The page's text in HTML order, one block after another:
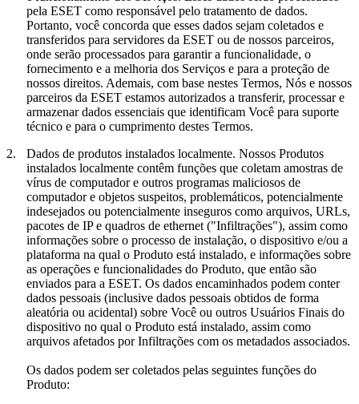
pela ESET como responsável pelo tratamento de dados.
Portanto, você concorda que esses dados sejam coletados e
transferidos para servidores da ESET ou de nossos parceiros,
onde serão processados para garantir a funcionalidade, o
fornecimento e a melhoria dos Serviços e para a proteção de
nossos direitos. Ademais, com base nestes Termos, Nós e nossos
parceiros da ESET estamos autorizados a transferir, processar e
armazenar dados essenciais que identificam Você para suporte
técnico e para o cumprimento destes Termos.
2.
Dados de produtos instalados localmente. Nossos Produtos
instalados localmente contêm funções que coletam amostras de
vírus de computador e outros programas maliciosos de
computador e objetos suspeitos, problemáticos, potencialmente
indesejados ou potencialmente inseguros como arquivos, URLs,
pacotes de IP e quadros de ethernet ("Infiltrações"), assim como
informações sobre o processo de instalação, o dispositivo e/ou a
plataforma na qual o Produto está instalado, e informações sobre
as operações e funcionalidades do Produto, que então são
enviados para a ESET. Os dados encaminhados podem conter
dados pessoais (inclusive dados pessoais obtidos de forma
aleatória ou acidental) sobre Você ou outros Usuários Finais do
dispositivo no qual o Produto está instalado, assim como
arquivos afetados por Infiltrações com os metadados associados.
Os dados podem ser coletados pelas seguintes funções do
Produto: